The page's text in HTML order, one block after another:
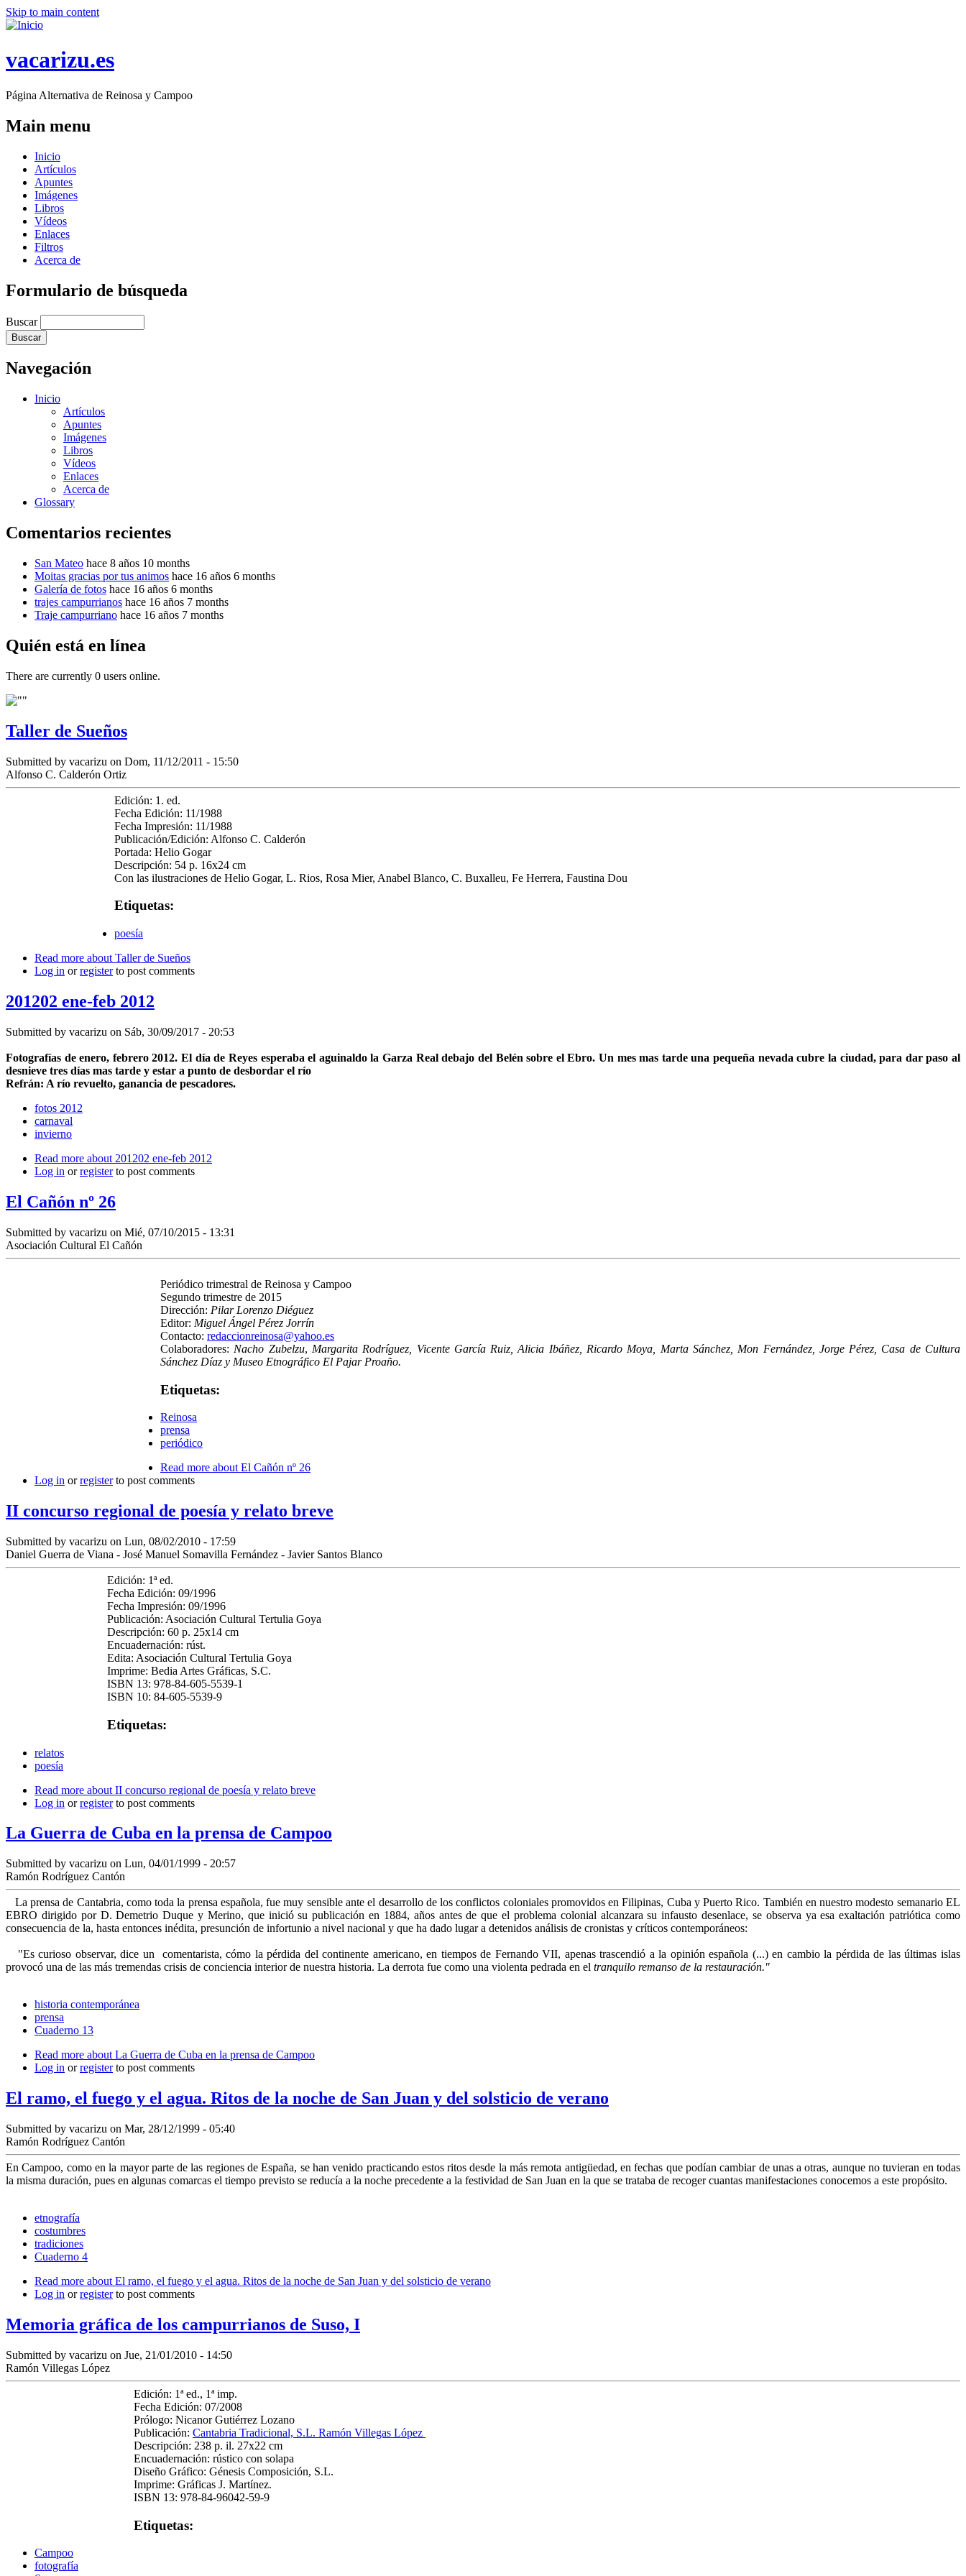
Skip to main content
vacarizu.es
Página Alternativa de Reinosa y Campoo
Main menu
Inicio
Artículos
Apuntes
Imágenes
Libros
Vídeos
Enlaces
Filtros
Acerca de
Formulario de búsqueda
Buscar
Navegación
Inicio
Artículos
Apuntes
Imágenes
Libros
Vídeos
Enlaces
Acerca de
Glossary
Comentarios recientes
San Mateo hace 8 años 10 months
Moitas gracias por tus animos hace 16 años 6 months
Galería de fotos hace 16 años 6 months
trajes campurrianos hace 16 años 7 months
Traje campurriano hace 16 años 7 months
Quién está en línea
There are currently 0 users online.
Taller de Sueños
Submitted by vacarizu on Dom, 11/12/2011 - 15:50
Alfonso C. Calderón Ortiz
Edición: 1. ed.
Fecha Edición: 11/1988
Fecha Impresión: 11/1988
Publicación/Edición: Alfonso C. Calderón
Portada: Helio Gogar
Descripción: 54 p. 16x24 cm
Con las ilustraciones de Helio Gogar, L. Rios, Rosa Mier, Anabel Blanco, C. Buxalleu, Fe Herrera, Faustina Dou
Etiquetas:
poesía
Read more about Taller de Sueños
Log in orregisterto post comments
201202 ene-feb 2012
Submitted by vacarizu on Sáb, 30/09/2017 - 20:53
Fotografías de enero, febrero 2012. El día de Reyes esperaba el aguinaldo la Garza Real debajo del Belén sobre el Ebro. Un mes mas tarde una pequeña nevada cubre la ciudad, para dar paso al
desnieve tres días mas tarde y estar a punto de desbordar el río
Refrán: A río revuelto, ganancia de pescadores.
fotos 2012
carnaval
invierno
Read more about 201202 ene-feb 2012
Log in orregisterto post comments
El Cañón nº 26
Submitted by vacarizu on Mié, 07/10/2015 - 13:31
Asociación Cultural El Cañón
Periódico trimestral de Reinosa y Campoo
Segundo trimestre de 2015
Dirección: Pilar Lorenzo Diéguez
Editor: Miguel Ángel Pérez Jorrín
Contacto: redaccionreinosa@yahoo.es
Colaboradores: Nacho Zubelzu, Margarita Rodríguez, Vicente García Ruiz, Alicia Ibáñez, Ricardo Moya, Marta Sánchez, Mon Fernández, Jorge Pérez, Casa de Cultura
Sánchez Díaz y Museo Etnográfico El Pajar Proaño.
Etiquetas:
Reinosa
prensa
periódico
Read more about El Cañón nº 26
Log in orregisterto post comments
II concurso regional de poesía y relato breve
Submitted by vacarizu on Lun, 08/02/2010 - 17:59
Daniel Guerra de Viana - José Manuel Somavilla Fernández - Javier Santos Blanco
Edición: 1ª ed.
Fecha Edición: 09/1996
Fecha Impresión: 09/1996
Publicación: Asociación Cultural Tertulia Goya
Descripción: 60 p. 25x14 cm
Encuadernación: rúst.
Edita: Asociación Cultural Tertulia Goya
Imprime: Bedia Artes Gráficas, S.C.
ISBN 13: 978-84-605-5539-1
ISBN 10: 84-605-5539-9
Etiquetas:
relatos
poesía
Read more about II concurso regional de poesía y relato breve
Log in orregisterto post comments
La Guerra de Cuba en la prensa de Campoo
Submitted by vacarizu on Lun, 04/01/1999 - 20:57
Ramón Rodríguez Cantón
La prensa de Cantabria, como toda la prensa española, fue muy sensible ante el desarrollo de los conflictos coloniales promovidos en Filipinas, Cuba y Puerto Rico. También en nuestro modesto semanario EL
EBRO dirigido por D. Demetrio Duque y Merino, que inició su publicación en 1884, años antes de que el problema colonial alcanzara su infausto desenlace, se observa ya esa exaltación patriótica como
consecuencia de la, hasta entonces inédita, presunción de infortunio a nivel nacional y que ha dado lugar a detenidos análisis de cronistas y críticos contemporáneos:
"Es curioso observar, dice un comentarista, cómo la pérdida del continente americano, en tiempos de Fernando VII, apenas trascendió a la opinión española (...) en cambio la pérdida de las últimas islas
provocó una de las más tremendas crisis de conciencia interior de nuestra historia. La derrota fue como una violenta pedrada en el tranquilo remanso de la restauración."
historia contemporánea
prensa
Cuaderno 13
Read more about La Guerra de Cuba en la prensa de Campoo
Log in orregisterto post comments
El ramo, el fuego y el agua. Ritos de la noche de San Juan y del solsticio de verano
Submitted by vacarizu on Mar, 28/12/1999 - 05:40
Ramón Rodríguez Cantón
En Campoo, como en la mayor parte de las regiones de España, se han venido practicando estos ritos desde la más remota antigüedad, en fechas que podían cambiar de unas a otras, aunque no tuvieran en todas
la misma duración, pues en algunas comarcas el tiempo previsto se reducía a la noche precedente a la festividad de San Juan en la que se trataba de recoger cuantas manifestaciones conocemos a este propósito.
etnografía
costumbres
tradiciones
Cuaderno 4
Read more about El ramo, el fuego y el agua. Ritos de la noche de San Juan y del solsticio de verano
Log in orregisterto post comments
Memoria gráfica de los campurrianos de Suso, I
Submitted by vacarizu on Jue, 21/01/2010 - 14:50
Ramón Villegas López
Edición: 1ª ed., 1ª imp.
Fecha Edición: 07/2008
Prólogo: Nicanor Gutiérrez Lozano
Publicación: Cantabria Tradicional, S.L. Ramón Villegas López
Descripción: 238 p. il. 27x22 cm
Encuadernación: rústico con solapa
Diseño Gráfico: Génesis Composición, S.L.
Imprime: Gráficas J. Martínez.
ISBN 13: 978-84-96042-59-9
Etiquetas:
Campoo
fotografía